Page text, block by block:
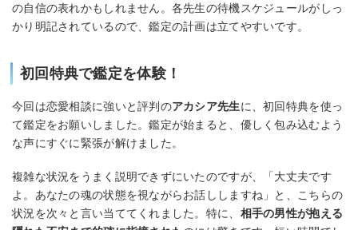
の自信の表れかもしれません。各先生の待機スケジュールがしっ
かり明記されているので、鑑定の計画は立てやすいです。
初回特典で鑑定を体験！
今回は恋愛相談に強いと評判のアカシア先生に、初回特典を使っ
て鑑定をお願いしました。鑑定が始まると、優しく包み込むよう
な声にすぐに緊張が解けました。
複雑な状況をうまく説明できずにいたのですが、「大丈夫です
よ。あなたの魂の状態を視ながらお話ししますね」と、こちらの
状況を次々と言い当ててくれました。特に、 相手の男性が抱える